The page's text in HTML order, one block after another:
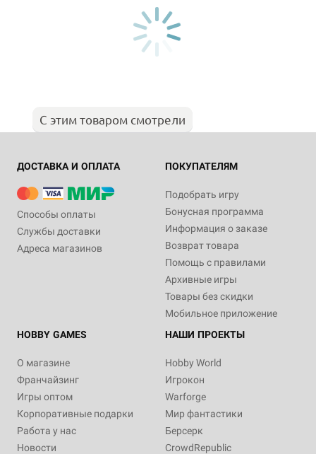
С этим товаром смотрели
ДОСТАВКА И ОПЛАТА
Способы оплаты
Службы доставки
Адреса магазинов
ПОКУПАТЕЛЯМ
Подобрать игру
Бонусная программа
Информация о заказе
Возврат товара
Помощь с правилами
Архивные игры
Товары без скидки
Мобильное приложение
HOBBY GAMES
О магазине
Франчайзинг
Игры оптом
Корпоративные подарки
Работа у нас
Новости
НАШИ ПРОЕКТЫ
Hobby World
Игрокон
Warforge
Мир фантастики
Берсерк
CrowdRepublic